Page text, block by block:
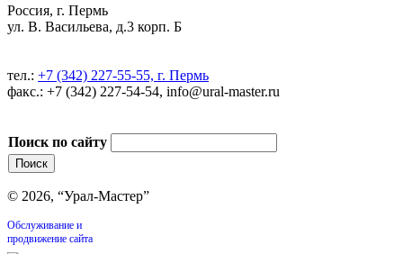
Россия, г. Пермь
ул. В. Васильева, д.3 корп. Б
тел.: +7 (342) 227-55-55, г. Пермь
факс.: +7 (342) 227-54-54, info@ural-master.ru
Поиск по сайту
© 2026, “Урал-Мастер”
Обслуживание и
продвижение сайта